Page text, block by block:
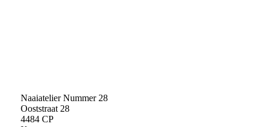
Naaiatelier Nummer 28
Ooststraat 28
4484 CP